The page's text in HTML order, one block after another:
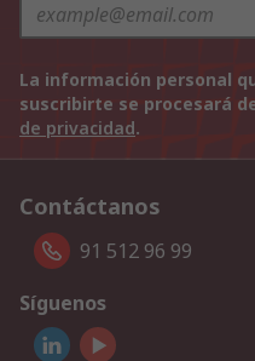
La información personal
suscribirte se procesará
de privacidad.
Contáctanos
91 512 96 99
Síguenos